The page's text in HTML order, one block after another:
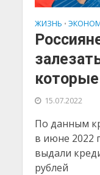
ЖИЗНЬ •
15.07.2022
По данным
в июне 2022
выдали
рублей